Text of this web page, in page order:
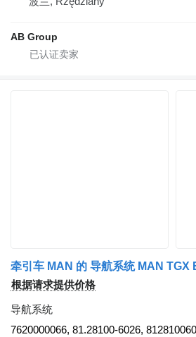
AB Group
牵引车 MAN 的 导航系统 MAN TGX
根据请求提供价格
导航系统
7620000066, 81.28100-6026,